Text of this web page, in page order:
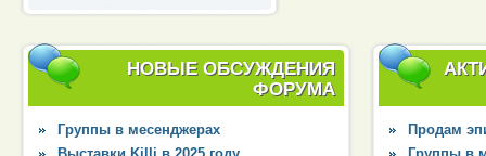
НОВЫЕ ОБСУЖДЕНИЯ
ФОРУМА
Группы в месенджерах
Продам